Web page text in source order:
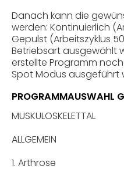
Danach kann die
werden: Kontinuierlich
Gepulst (Arbeitszyklus
Betriebsart ausgewählt
erstellte Programm
Spot Modus ausgeführt
PROGRAMMAUSWAHL
MUSKULOSKELETTAL
ALLGEMEIN
1. Arthrose